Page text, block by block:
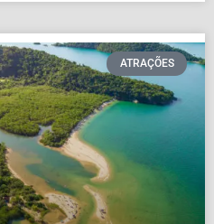
ATRAÇÕES